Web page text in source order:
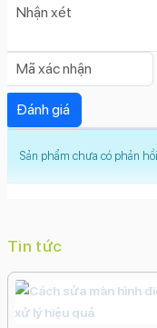
sốXóa
HDR 5Siêu độ
video định
video
Độ phân giải
Tính năng
Sản phẩm chưa có phản
Tin tức